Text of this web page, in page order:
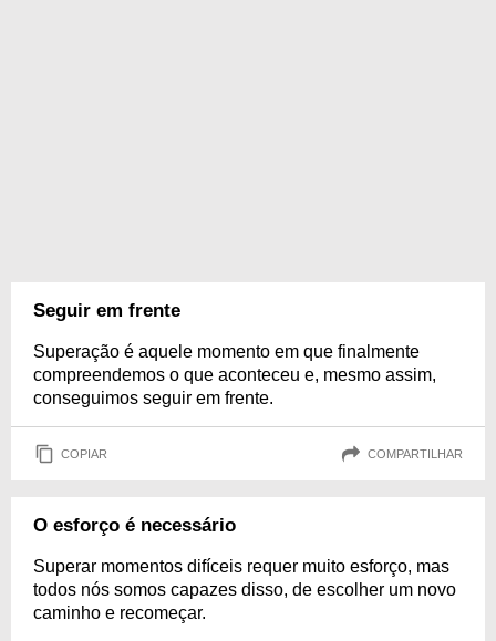
Seguir em frente
Superação é aquele momento em que finalmente
compreendemos o que aconteceu e, mesmo assim,
conseguimos seguir em frente.
COPIAR COMPARTILHAR
O esforço é necessário
Superar momentos difíceis requer muito esforço, mas
todos nós somos capazes disso, de escolher um novo
caminho e recomeçar.